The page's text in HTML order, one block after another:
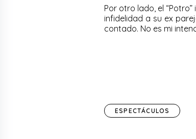
Por otro lado, el
infidelidad a su ex
contado. No es mi
ESPECTÁCULOS